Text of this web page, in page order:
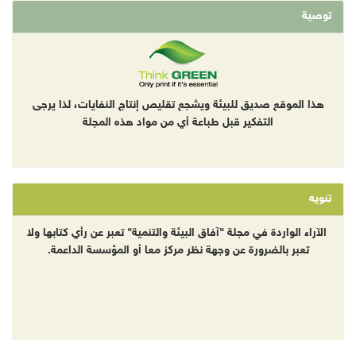
توصية
هذا الموقع صديق للبيئة ويشجع تقليص إنتاج النفايات، لذا يرجى
التفكير قبل طباعة أي من مواد هذه المجلة
تنويه
الآراء الواردة في مجلة "آفاق البيئة والتنمية" تعبر عن رأي كتابها ولا
تعبر بالضرورة عن وجهة نظر مركز معا أو المؤسسة الداعمة.